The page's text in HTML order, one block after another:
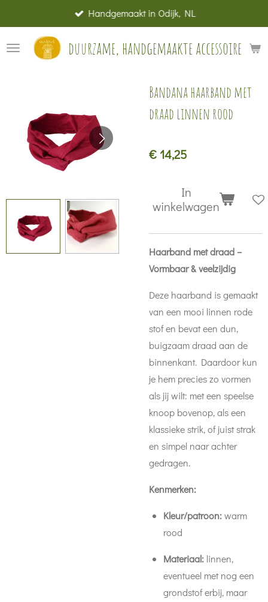
direct
naar
duurzame, handgemaakte accessoires
Handgemaakt in Odijk, NL
Bandana haarband met
draad linnen rood
€ 14,25
In
winkelwagen
Haarband met draad –
Vormbaar & veelzijdig
Deze haarband is gemaakt
van een mooi linnen rode
stof en bevat een dun,
buigzaam draad aan de
binnenkant. Daardoor kun
je hem precies zo vormen
als jij wilt: met een speelse
knoop bovenop, als een
klassieke strik, of juist strak
en simpel naar achter
gedragen.
Kenmerken:
Kleur/patroon:warm
rood
Materiaal: linnen,
eventueel met nog een
grondstof erbij, maar